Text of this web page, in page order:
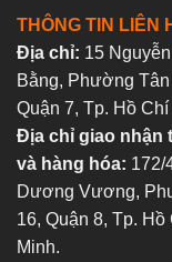
THÔNG TIN LIÊN
Địa chỉ: 15
Bằng, Phường Tân
Quận 7, Tp. Hồ Chí
Địa chỉ giao nhận
và hàng hóa: 172/
Dương Vương,
16, Quận 8, Tp. Hồ
Minh.